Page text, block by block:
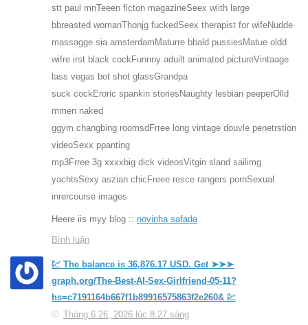
stt paul mnTeeen ficton magazineSeex wiith large
bbreasted womanThonjg fuckedSeex therapist for wifeNudde
massagge sia amsterdamMaturre bbald pussiesMatue oldd
wifre irst black cockFunnny aduilt animated pictureVintaage
lass vegas bot shot glassGrandpa
suck cockEroric spankin storiesNaughty lesbian peeperOlld
mmen naked
ggym changbing roomsdFrree long vintage douvle penetrstion
videoSexx ppanting
mp3Frree 3g xxxxbig dick videosVitgin sland sailimg
yachtsSexy aszian chicFreee resce rangers pornSexual
inrercourse images
Heere iis myy blog :: novinha safada
Bình luận
💹 The balance is 36,876.17 USD. Get ➤➤➤
graph.org/The-Best-AI-Sex-Girlfriend-05-11?
hs=c7191164b667f1b89916575863f2e260& 💹
Tháng 6 26, 2026 lúc 8:27 sáng